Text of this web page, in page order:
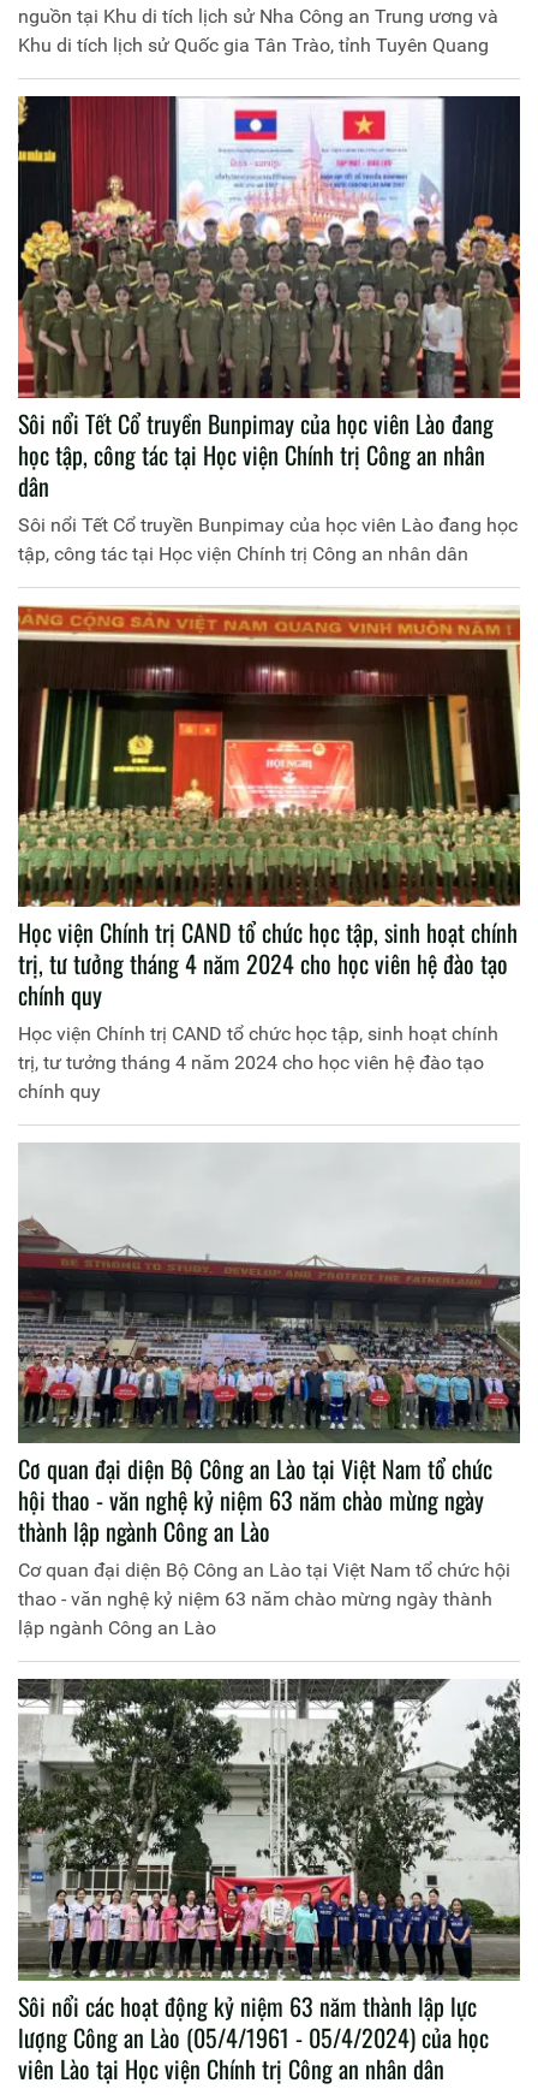
nguồn tại Khu di tích lịch sử Nha Công an Trung ương và
Khu di tích lịch sử Quốc gia Tân Trào, tỉnh Tuyên Quang
Sôi nổi Tết Cổ truyền Bunpimay của học viên Lào đang
học tập, công tác tại Học viện Chính trị Công an nhân
dân
Sôi nổi Tết Cổ truyền Bunpimay của học viên Lào đang học
tập, công tác tại Học viện Chính trị Công an nhân dân
Học viện Chính trị CAND tổ chức học tập, sinh hoạt chính
trị, tư tưởng tháng 4 năm 2024 cho học viên hệ đào tạo
chính quy
Học viện Chính trị CAND tổ chức học tập, sinh hoạt chính
trị, tư tưởng tháng 4 năm 2024 cho học viên hệ đào tạo
chính quy
Cơ quan đại diện Bộ Công an Lào tại Việt Nam tổ chức
hội thao - văn nghệ kỷ niệm 63 năm chào mừng ngày
thành lập ngành Công an Lào
Cơ quan đại diện Bộ Công an Lào tại Việt Nam tổ chức hội
thao - văn nghệ kỷ niệm 63 năm chào mừng ngày thành
lập ngành Công an Lào
Sôi nổi các hoạt động kỷ niệm 63 năm thành lập lực
lượng Công an Lào (05/4/1961 - 05/4/2024) của học
viên Lào tại Học viện Chính trị Công an nhân dân